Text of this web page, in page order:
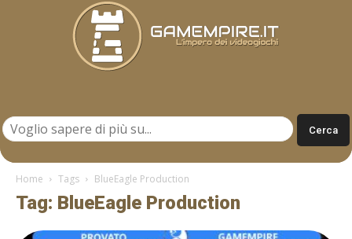
Home Tags BlueEagle Production
Tag: BlueEagle Production